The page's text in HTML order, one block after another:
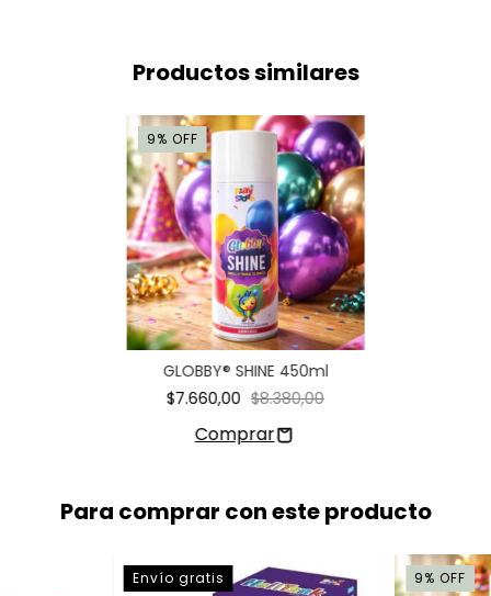
Productos similares
9% OFF
GLOBBY® SHINE 450ml
$7.660,00 $8.380,00
Para comprar con este producto
Envío gratis 9%OFF